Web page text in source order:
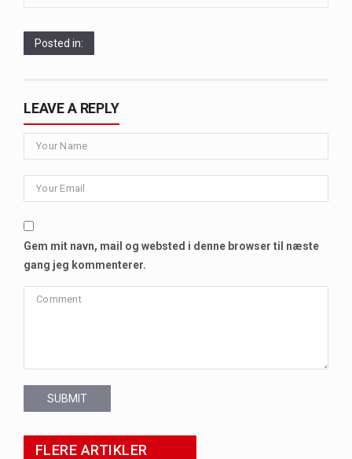
Posted in:
LEAVE A REPLY
Gem mit navn, mail og websted i denne browser til næste
gang jeg kommenterer.
SUBMIT
FLERE ARTIKLER